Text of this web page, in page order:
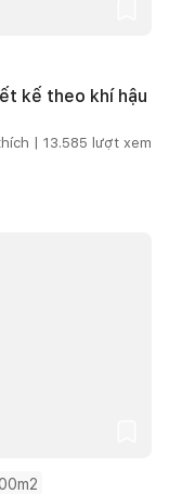
kế theo khí hậu
| 13.585 lượt xem